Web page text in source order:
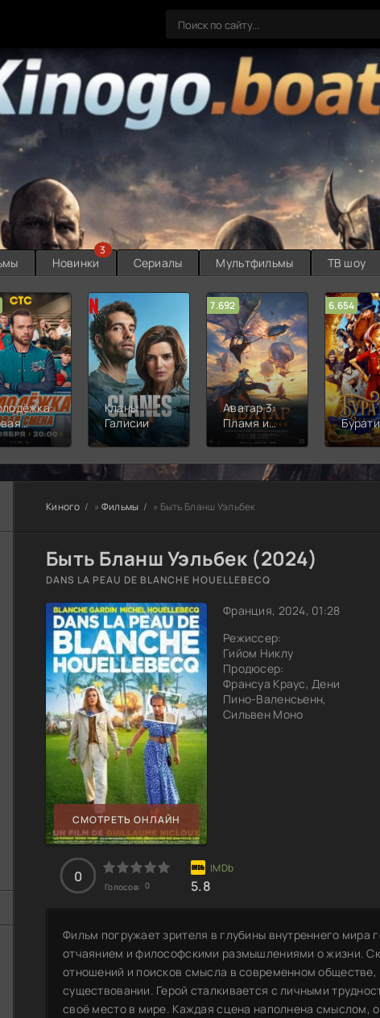
Новинки
3
Сериалы Мультфильмы ТВ шоу
Кланы
Галисии
7.692
Аватар 3:
Пламя и
пепел
6.654
Киного » Фильмы » Быть Бланш Уэльбек
Быть Бланш Уэльбек (2024)
DANS LA PEAU DE BLANCHE HOUELLEBECQ
СМОТРЕТЬ ОНЛАЙН
Франция, 2024, 01:28
Режиссер:
Гийом Никлу
Продюсер:
Франсуа Краус, Дени
Пино-Валенсьенн,
Сильвен Моно
0
Голосов: 0 5.8
Фильм погружает зрителя в глубины внутреннего мира
отчаянием и философскими размышлениями о жизни.
отношений и поисков смысла в современном
существовании. Герой сталкивается с личными
своё место в мире. Каждая сцена наполнена смыслом,